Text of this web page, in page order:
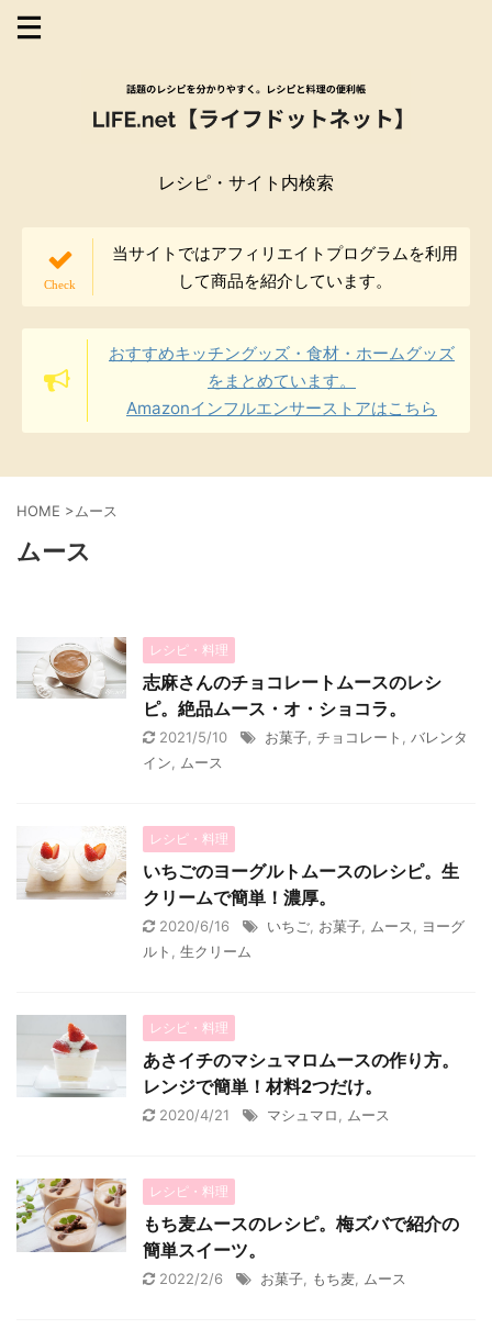
レシピ・サイト内検索
当サイトではアフィリエイトプログラムを利用
して商品を紹介しています。
おすすめキッチングッズ・食材・ホームグッズ
をまとめています。
Amazonインフルエンサーストアはこちら
HOME >ムース
ムース
レシピ・料理
志麻さんのチョコレートムースのレシ
ピ。絶品ムース・オ・ショコラ。
2021/5/10 お菓子 チョコレート
バレンタ
イン
ムース
レシピ・料理
いちごのヨーグルトムースのレシピ。生
クリームで簡単！濃厚。
2020/6/16 いちご お菓子 ムース
ヨーグ
ルト
生クリーム
レシピ・料理
あさイチのマシュマロムースの作り方。
レンジで簡単！材料2つだけ。
2020/4/21 マシュマロ ムース
レシピ・料理
もち麦ムースのレシピ。梅ズバで紹介の
簡単スイーツ。
2022/2/6 お菓子 もち麦 ムース